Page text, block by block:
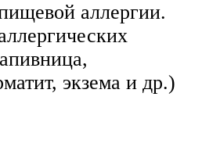
аллергии.
экзема и др.)